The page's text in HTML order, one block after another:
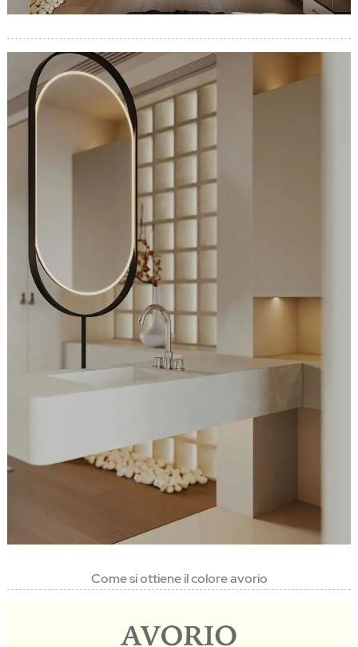
Come si ottiene il colore avorio